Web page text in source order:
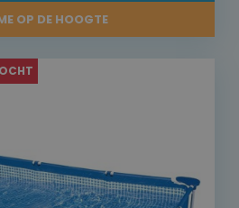
OP DE HOOGTE